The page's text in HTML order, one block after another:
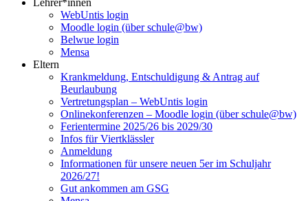
Lehrer*innen
WebUntis login
Moodle login (über schule@bw)
Belwue login
Mensa
Eltern
Krankmeldung, Entschuldigung & Antrag auf
Beurlaubung
Vertretungsplan – WebUntis login
Onlinekonferenzen – Moodle login (über schule@bw)
Ferientermine 2025/26 bis 2029/30
Infos für Viertklässler
Anmeldung
Informationen für unsere neuen 5er im Schuljahr
2026/27!
Gut ankommen am GSG